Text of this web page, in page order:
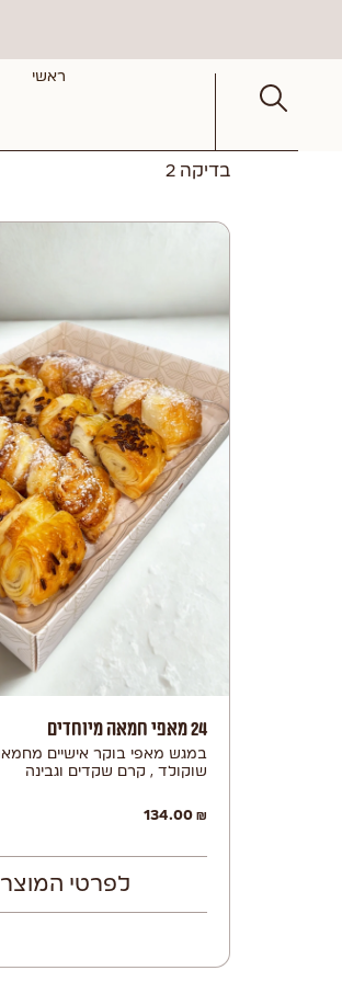
ראשי
בדיקה 2
24 מאפי חמאה מיוחדים
שוקולד , קרם שקדים וגבינה
134.00 ₪
לפרטי המוצר